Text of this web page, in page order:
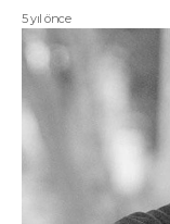
5 yıl önce